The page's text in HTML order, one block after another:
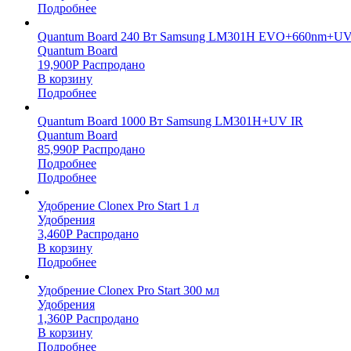
Подробнее
Quantum Board 240 Вт Samsung LM301H
Quantum Board
19,900Р Распродано
В корзину
Подробнее
Quantum Board 1000 Вт Samsung LM301H+UV IR
Quantum Board
85,990Р Распродано
Подробнее
Подробнее
Удобрение Clonex Pro Start 1 л
Удобрения
3,460Р Распродано
В корзину
Подробнее
Удобрение Clonex Pro Start 300 мл
Удобрения
1,360Р Распродано
В корзину
Подробнее